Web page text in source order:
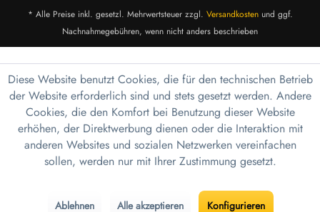
* Alle Preise inkl. gesetzl. Mehrwertsteuer zzgl. Versandkostenund ggf.
Nachnahmegebühren, wenn nicht anders beschrieben
Diese Website benutzt Cookies, die für den technischen Betrieb
der Website erforderlich sind und stets gesetzt werden. Andere
Cookies, die den Komfort bei Benutzung dieser Website
erhöhen, der Direktwerbung dienen oder die Interaktion mit
anderen Websites und sozialen Netzwerken vereinfachen
sollen, werden nur mit Ihrer Zustimmung gesetzt.
Ablehnen Alle akzeptieren Konfigurieren